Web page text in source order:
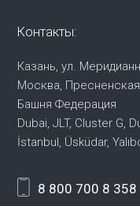
Контакты:
Казань, ул.
Москва,
Башня Федерация
Dubai, JLT, Cluster G,
İstanbul, Üsküdar,
8 800 700 8 358